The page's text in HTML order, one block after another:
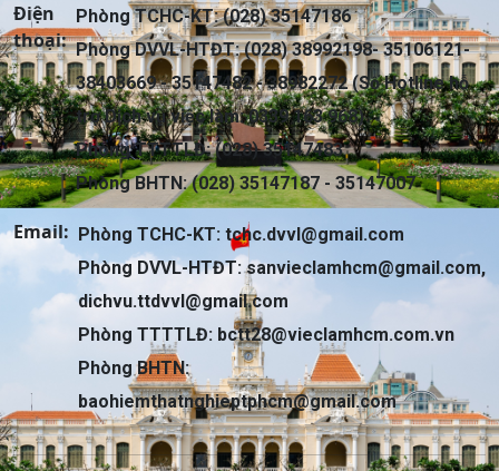
Điện
thoại:
Phòng TCHC-KT: (028) 35147186
Phòng DVVL-HTĐT: (028) 38992198- 35106121-
38403669 - 35147482 - 38982272 (Số Hotline hỗ
trợ Dịch vụ việc làm: 0339 163 968)
Phòng TTTTLĐ: (028) 35147483
Phòng BHTN: (028) 35147187 - 35147007
Email: Phòng TCHC-KT: tchc.dvvl@gmail.com
Phòng DVVL-HTĐT:sanvieclamhcm@gmail.com,
dichvu.ttdvvl@gmail.com
Phòng TTTTLĐ: bctt28@vieclamhcm.com.vn
Phòng BHTN:
baohiemthatnghieptphcm@gmail.com